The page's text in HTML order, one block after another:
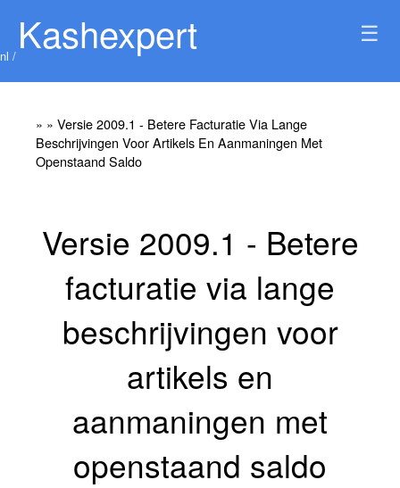
Kashexpert ☰
nl /
» » Versie 2009.1 - Betere Facturatie Via Lange
Beschrijvingen Voor Artikels En Aanmaningen Met
Openstaand Saldo
Versie 2009.1 - Betere
facturatie via lange
beschrijvingen voor
artikels en
aanmaningen met
openstaand saldo